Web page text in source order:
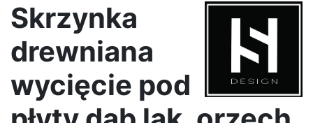
Skrzynka
drewniana
wycięcie pod